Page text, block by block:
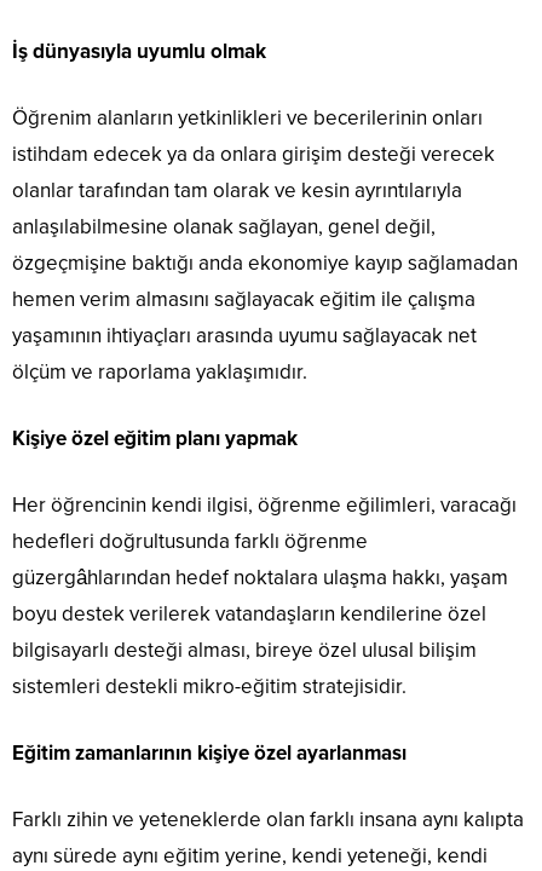
İş dünyasıyla uyumlu olmak
Öğrenim alanların yetkinlikleri ve becerilerinin onları
istihdam edecek ya da onlara girişim desteği verecek
olanlar tarafından tam olarak ve kesin ayrıntılarıyla
anlaşılabilmesine olanak sağlayan, genel değil,
özgeçmişine baktığı anda ekonomiye kayıp sağlamadan
hemen verim almasını sağlayacak eğitim ile çalışma
yaşamının ihtiyaçları arasında uyumu sağlayacak net
ölçüm ve raporlama yaklaşımıdır.
Kişiye özel eğitim planı yapmak
Her öğrencinin kendi ilgisi, öğrenme eğilimleri, varacağı
hedefleri doğrultusunda farklı öğrenme
güzergâhlarından hedef noktalara ulaşma hakkı, yaşam
boyu destek verilerek vatandaşların kendilerine özel
bilgisayarlı desteği alması, bireye özel ulusal bilişim
sistemleri destekli mikro-eğitim stratejisidir.
Eğitim zamanlarının kişiye özel ayarlanması
Farklı zihin ve yeteneklerde olan farklı insana aynı kalıpta
aynı sürede aynı eğitim yerine, kendi yeteneği, kendi